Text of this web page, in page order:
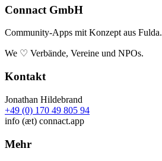
Connact GmbH
Community-Apps mit Konzept aus Fulda.
We ♡ Verbände, Vereine und NPOs.
Kontakt
Jonathan Hildebrand
+49 (0) 170 49 805 94
info (æt) connact.app
Mehr